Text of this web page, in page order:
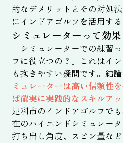
的なデメリットとその対処
にインドアゴルフを活用す
シミュレーターって効果
「シミュレーターでの練習
フに役立つの？」これはイ
も抱きやすい疑問です。結論
ミュレーターは高い信頼性
ば確実に実践的なスキルア
足利市のインドアゴルフで
在のハイエンドシミュレータ
打ち出し角度、スピン量な